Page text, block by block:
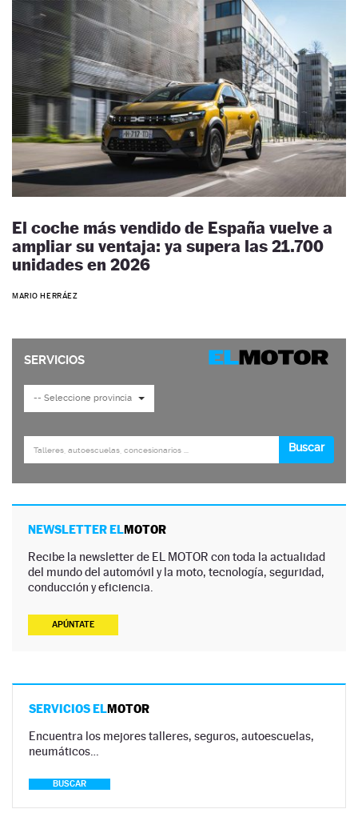
El coche más vendido de España vuelve a
ampliar su ventaja: ya supera las 21.700
unidades en 2026
MARIO HERRÁEZ
NEWSLETTER ELMOTOR
Recibe la newsletter de EL MOTOR con toda la actualidad
del mundo del automóvil y la moto, tecnología, seguridad,
conducción y eficiencia.
APÚNTATE
SERVICIOS ELMOTOR
Encuentra los mejores talleres, seguros, autoescuelas,
neumáticos…
BUSCAR